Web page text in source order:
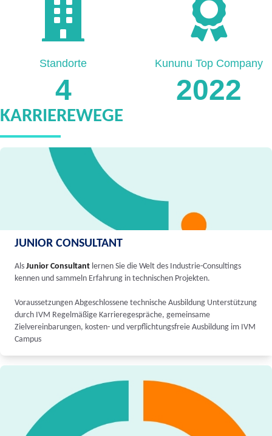
4
Standorte
2022
Kununu Top Company
KARRIEREWEGE
JUNIOR CONSULTANT
Als Junior Consultant lernen Sie die Welt des Industrie-Consultings
kennen und sammeln Erfahrung in technischen Projekten.
Voraussetzungen Abgeschlossene technische Ausbildung Unterstützung
durch IVM Regelmäßige Karrieregespräche, gemeinsame
Zielvereinbarungen, kosten- und verpflichtungsfreie Ausbildung im IVM
Campus